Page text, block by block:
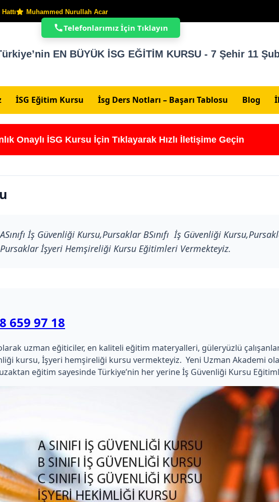
Muhammed Nurullah Acar
EN BÜYÜK İSG EĞİTİM KURSU - 7 Şehir 11
İSG Eğitim Kursu İsg Ders Notları – Başarı Tablosu Blog
Onaylı İSG Kursu İçin Tıklayarak Hızlı İletişime Geçin
İş Güvenliği Kursu,Pursaklar BSınıfı İş Güvenliği
İşyeri Hemşireliği Kursu Eğitimleri Vermekteyiz.
659 97 18
uzman eğiticiler, en kaliteli eğitim materyalleri, güleryüzlü
kursu, İşyeri hemşireliği kursu vermekteyiz. Yeni Uzman Akademi
eğitim sayesinde Türkiye’nin her yerine İş Güvenliği Kursu
Telefonlarımız İçin Tıklayın